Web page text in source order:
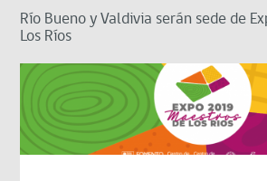
Río Bueno y Valdivia serán sede de
Los Ríos